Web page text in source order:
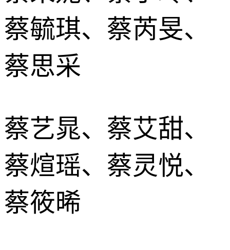
蔡毓琪、蔡芮旻、
蔡思采
蔡艺晁、蔡艾甜、
蔡煊瑶、蔡灵悦、
蔡筱晞